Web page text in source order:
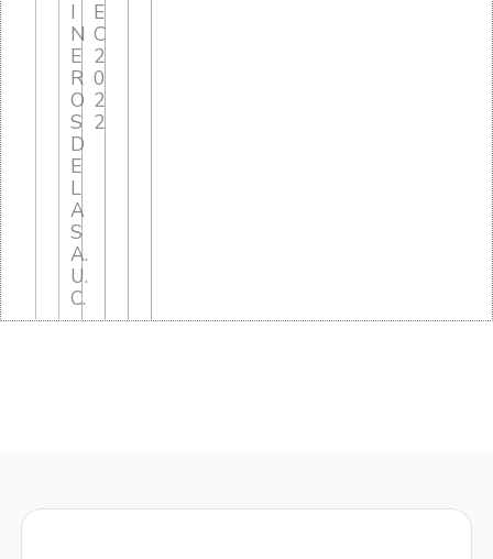
I
N
E
R
O
S
D
E
L
A
S
A.
U.
C.
E
C
2
0
2
2